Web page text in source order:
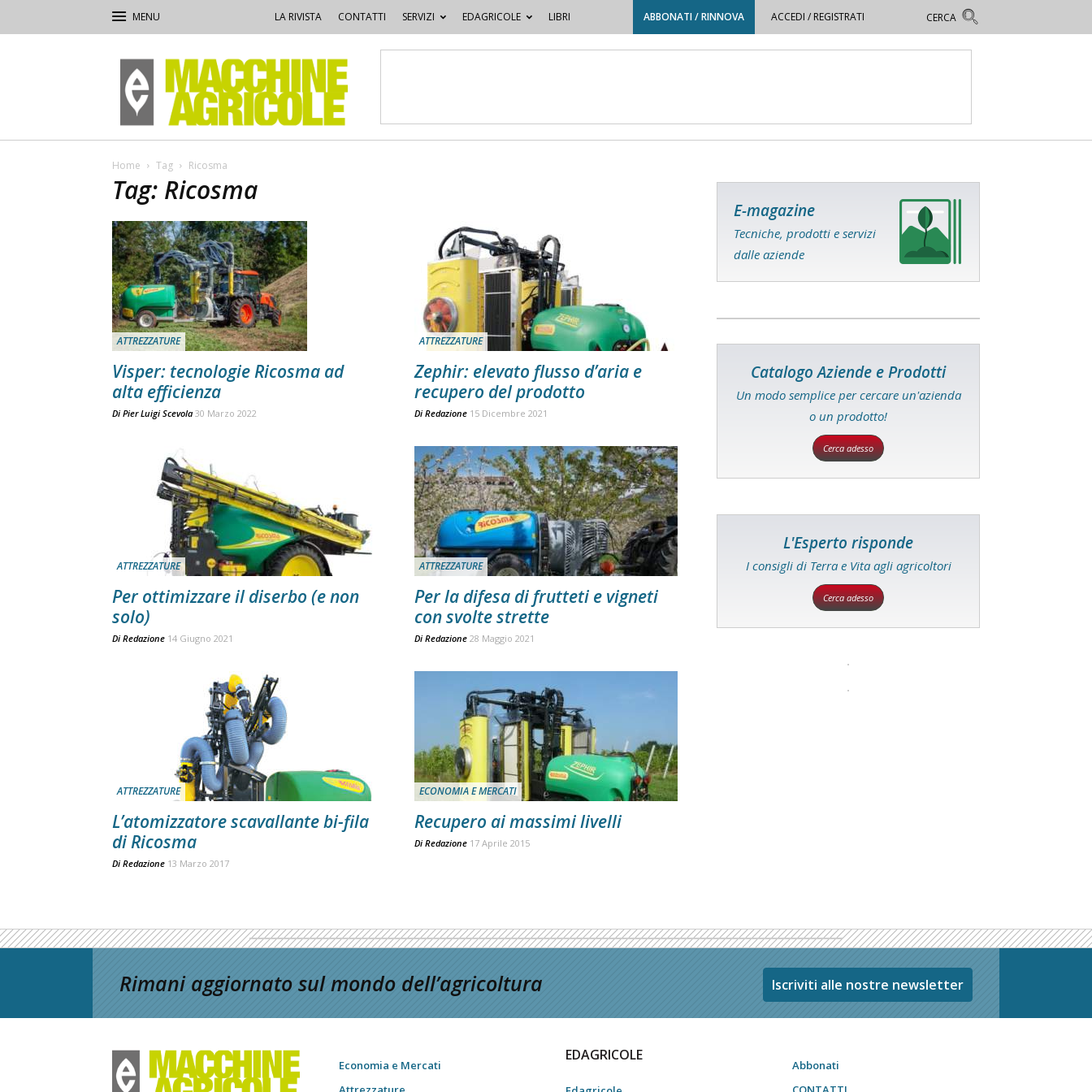
LA RIVISTA CONTATTI SERVIZI EDAGRICOLE LIBRI ABBONATI / RINNOVA ACCEDI / REGISTRATI
Macchine
Agricole
Home Tag Ricosma
Tag: Ricosma
ATTREZZATURE
Visper: tecnologie Ricosma ad
alta efficienza
Di Pier Luigi Scevola 30 Marzo 2022
ATTREZZATURE
Zephir: elevato flusso d’aria e
recupero del prodotto
Di Redazione 15 Dicembre 2021
ATTREZZATURE
Per ottimizzare il diserbo (e non
solo)
Di Redazione 14 Giugno 2021
ATTREZZATURE
Per la difesa di frutteti e vigneti
con svolte strette
Di Redazione 28 Maggio 2021
ATTREZZATURE
L’atomizzatore scavallante bi-fila
di Ricosma
Di Redazione 13 Marzo 2017
ECONOMIA E MERCATI
Recupero ai massimi livelli
Di Redazione 17 Aprile 2015
E-magazine
Tecniche, prodotti e servizi
dalle aziende
Catalogo Aziende e Prodotti
Un modo semplice per cercare un'azienda
o un prodotto!
Cerca adesso
L'Esperto risponde
I consigli di Terra e Vita agli agricoltori
Cerca adesso
Rimani aggiornato sul mondo dell’agricoltura Iscriviti alle nostre newsletter
Economia e Mercati
EDAGRICOLE
Abbonati